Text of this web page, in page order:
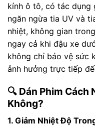
kính ô tô, có tác dụng
ngăn ngừa tia UV và
nhiệt, không gian
ngay cả khi đậu xe
không chỉ bảo vệ sức
ảnh hưởng trực tiếp
🔍 Dán Phim Cách
Không?
1. Giảm Nhiệt Độ